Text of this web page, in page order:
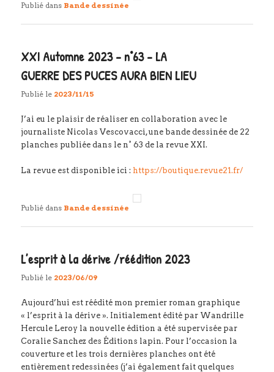
Publié dans Bande dessinée
XXI Automne 2023 – n°63 – LA
GUERRE DES PUCES AURA BIEN LIEU
Publié le 2023/11/15
J’ai eu le plaisir de réaliser en collaboration avec le
journaliste Nicolas Vescovacci, une bande dessinée de 22
planches publiée dans le n° 63 de la revue XXI.
La revue est disponible ici : https://boutique.revue21.fr/
Publié dans Bande dessinée
L’esprit à la dérive /réédition 2023
Publié le 2023/06/09
Aujourd’hui est réédité mon premier roman graphique
« l’esprit à la dérive ». Initialement édité par Wandrille
Hercule Leroy la nouvelle édition a été supervisée par
Coralie Sanchez des Éditions lapin. Pour l’occasion la
couverture et les trois dernières planches ont été
entièrement redessinées (j’ai également fait quelques